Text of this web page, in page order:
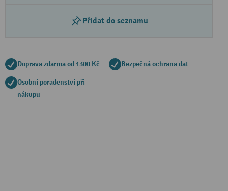
Přidat do seznamu
Doprava zdarma od 1300 Kč Bezpečná ochrana dat
Osobní poradenství při
nákupu